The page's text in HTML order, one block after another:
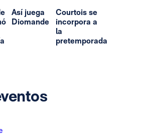
Así juega
Diomande
Courtois se
incorpora a
la
pretemporada